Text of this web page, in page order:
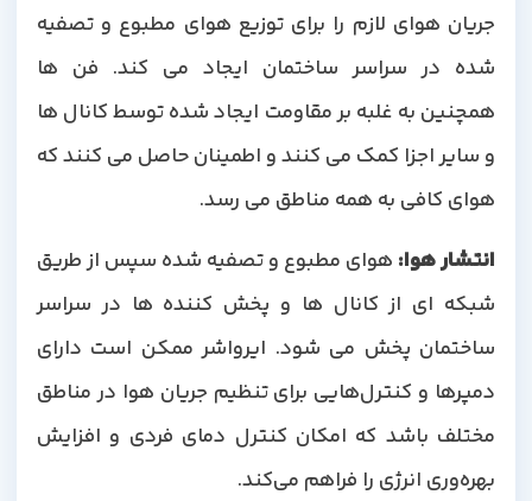
جریان هوای لازم را برای توزیع هوای مطبوع و تصفیه
شده در سراسر ساختمان ایجاد می کند. فن ها
همچنین به غلبه بر مقاومت ایجاد شده توسط کانال ها
و سایر اجزا کمک می کنند و اطمینان حاصل می کنند که
هوای کافی به همه مناطق می رسد.
انتشار هوا: هوای مطبوع و تصفیه شده سپس از طریق
شبکه ای از کانال ها و پخش کننده ها در سراسر
ساختمان پخش می شود. ایرواشر ممکن است دارای
دمپرها و کنترل‌هایی برای تنظیم جریان هوا در مناطق
مختلف باشد که امکان کنترل دمای فردی و افزایش
بهره‌وری انرژی را فراهم می‌کند.